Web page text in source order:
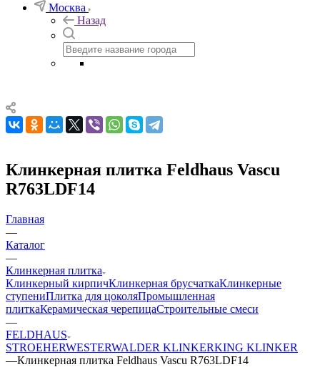
Москва
Назад
Клинкерная плитка Feldhaus Vascu
R763LDF14
Главная
—
Каталог
—
Клинкерная плитка
Клинкерный кирпичКлинкерная брусчаткаКлинкерные
ступениПлитка для цоколяПромышленная
плиткаКерамическая черепицаСтроительные смеси
—
FELDHAUS
STROEHERWESTERWALDER KLINKERKING KLINKER
—Клинкерная плитка Feldhaus Vascu R763LDF14